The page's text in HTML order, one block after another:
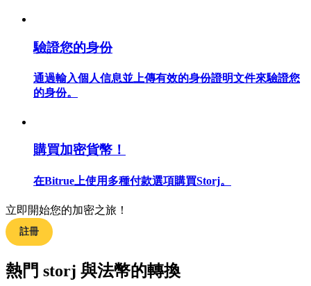
合約功能使用指南
學習如何保持盈利
驗證您的身份
通過輸入個人信息並上傳有效的身份證明文件來驗證您
的身份。
購買加密貨幣！
在Bitrue上使用多種付款選項購買Storj。
立即開始您的加密之旅！
註冊
熱門 storj 與法幣的轉換